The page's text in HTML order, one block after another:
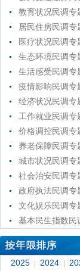
教育状况民调专
居民住房民调专
医疗状况民调专
生态环境民调专
生活感受民调专
疫情影响民调专
经济状况民调专
工作就业民调专
价格调控民调专
养老保障民调专
城市状况民调专
社会治安民调专
政府执法民调专
文化娱乐民调专
基本民生指数民
2025 2024